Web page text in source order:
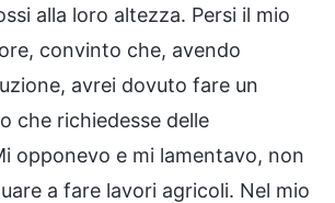
alla loro altezza. Persi il mio
convinto che, avendo
avrei dovuto fare un
che richiedesse delle
opponevo e mi lamentavo, non
a fare lavori agricoli. Nel mio